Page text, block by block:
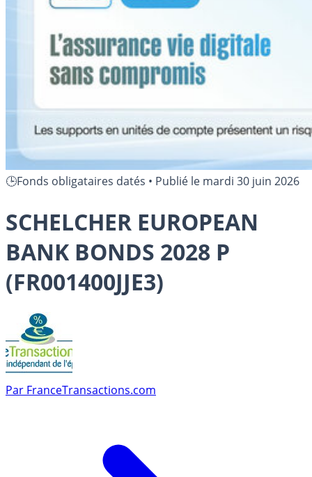
🕒Fonds obligataires datés • Publié le mardi 30 juin 2026
SCHELCHER EUROPEAN
BANK BONDS 2028 P
(FR001400JJE3)
Par FranceTransactions.com